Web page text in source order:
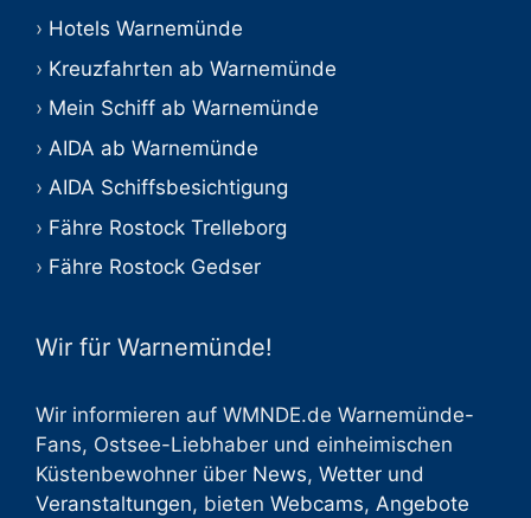
Hotels Warnemünde
Kreuzfahrten ab Warnemünde
Mein Schiff ab Warnemünde
AIDA ab Warnemünde
AIDA Schiffsbesichtigung
Fähre Rostock Trelleborg
Fähre Rostock Gedser
Wir für Warnemünde!
Wir informieren auf WMNDE.de Warnemünde-
Fans, Ostsee-Liebhaber und einheimischen
Küstenbewohner über News, Wetter und
Veranstaltungen, bieten Webcams, Angebote